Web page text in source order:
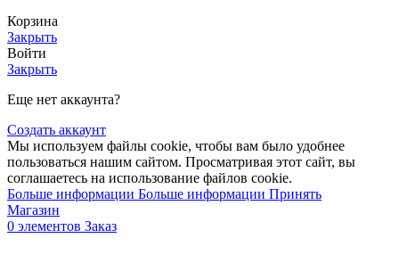
Корзина
Закрыть
Войти
Закрыть
Еще нет аккаунта?
Создать аккаунт
Мы используем файлы cookie, чтобы вам было удобнее
пользоваться нашим сайтом. Просматривая этот сайт, вы
соглашаетесь на использование файлов cookie.
Больше информации Больше информации Принять
Магазин
0 элементов Заказ